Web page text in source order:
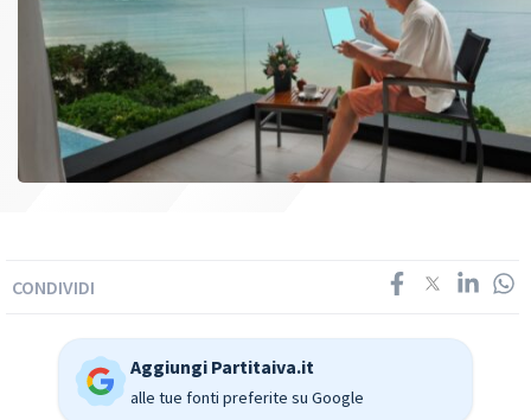
CONDIVIDI
Aggiungi Partitaiva.it
alle tue fonti preferite su Google